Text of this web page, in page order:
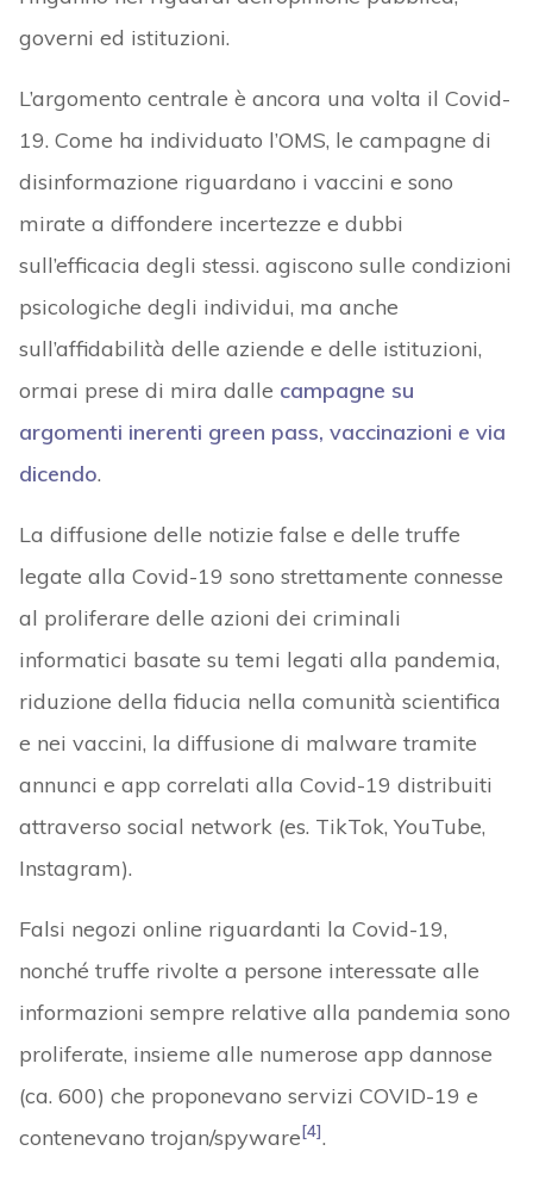
governi ed istituzioni.
L’argomento centrale è ancora una volta il Covid-
19. Come ha individuato l’OMS, le campagne di
disinformazione riguardano i vaccini e sono
mirate a diffondere incertezze e dubbi
sull’efficacia degli stessi. agiscono sulle condizioni
psicologiche degli individui, ma anche
sull’affidabilità delle aziende e delle istituzioni,
ormai prese di mira dalle campagne su
argomenti inerenti green pass, vaccinazioni e via
dicendo.
La diffusione delle notizie false e delle truffe
legate alla Covid-19 sono strettamente connesse
al proliferare delle azioni dei criminali
informatici basate su temi legati alla pandemia,
riduzione della fiducia nella comunità scientifica
e nei vaccini, la diffusione di malware tramite
annunci e app correlati alla Covid-19 distribuiti
attraverso social network (es. TikTok, YouTube,
Instagram).
Falsi negozi online riguardanti la Covid-19,
nonché truffe rivolte a persone interessate alle
informazioni sempre relative alla pandemia sono
proliferate, insieme alle numerose app dannose
(ca. 600) che proponevano servizi COVID-19 e
contenevano trojan/spyware[4].